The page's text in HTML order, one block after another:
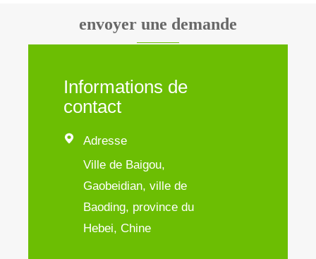
envoyer une demande
Informations de
contact

Adresse
Ville de Baigou,
Gaobeidian, ville de
Baoding, province du
Hebei, Chine